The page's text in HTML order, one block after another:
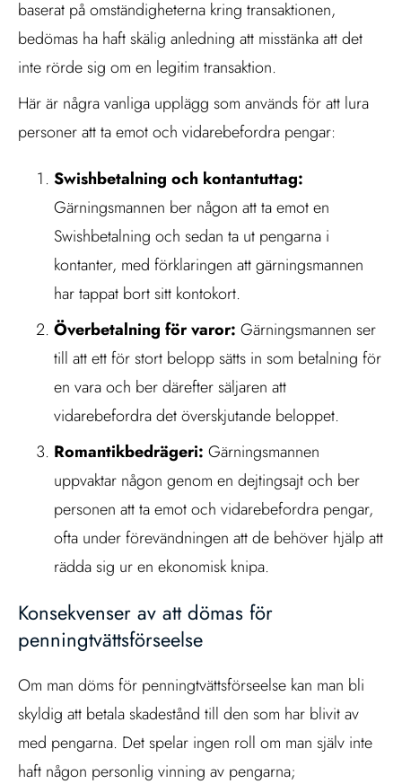
baserat på omständigheterna kring transaktionen,
bedömas ha haft skälig anledning att misstänka att det
inte rörde sig om en legitim transaktion.
Här är några vanliga upplägg som används för att lura
personer att ta emot och vidarebefordra pengar:
Swishbetalning och kontantuttag:
Gärningsmannen ber någon att ta emot en
Swishbetalning och sedan ta ut pengarna i
kontanter, med förklaringen att gärningsmannen
har tappat bort sitt kontokort.
Överbetalning för varor: Gärningsmannen ser
till att ett för stort belopp sätts in som betalning för
en vara och ber därefter säljaren att
vidarebefordra det överskjutande beloppet.
Romantikbedrägeri: Gärningsmannen
uppvaktar någon genom en dejtingsajt och ber
personen att ta emot och vidarebefordra pengar,
ofta under förevändningen att de behöver hjälp att
rädda sig ur en ekonomisk knipa.
Konsekvenser av att dömas för
penningtvättsförseelse
Om man döms för penningtvättsförseelse kan man bli
skyldig att betala skadestånd till den som har blivit av
med pengarna. Det spelar ingen roll om man själv inte
haft någon personlig vinning av pengarna;